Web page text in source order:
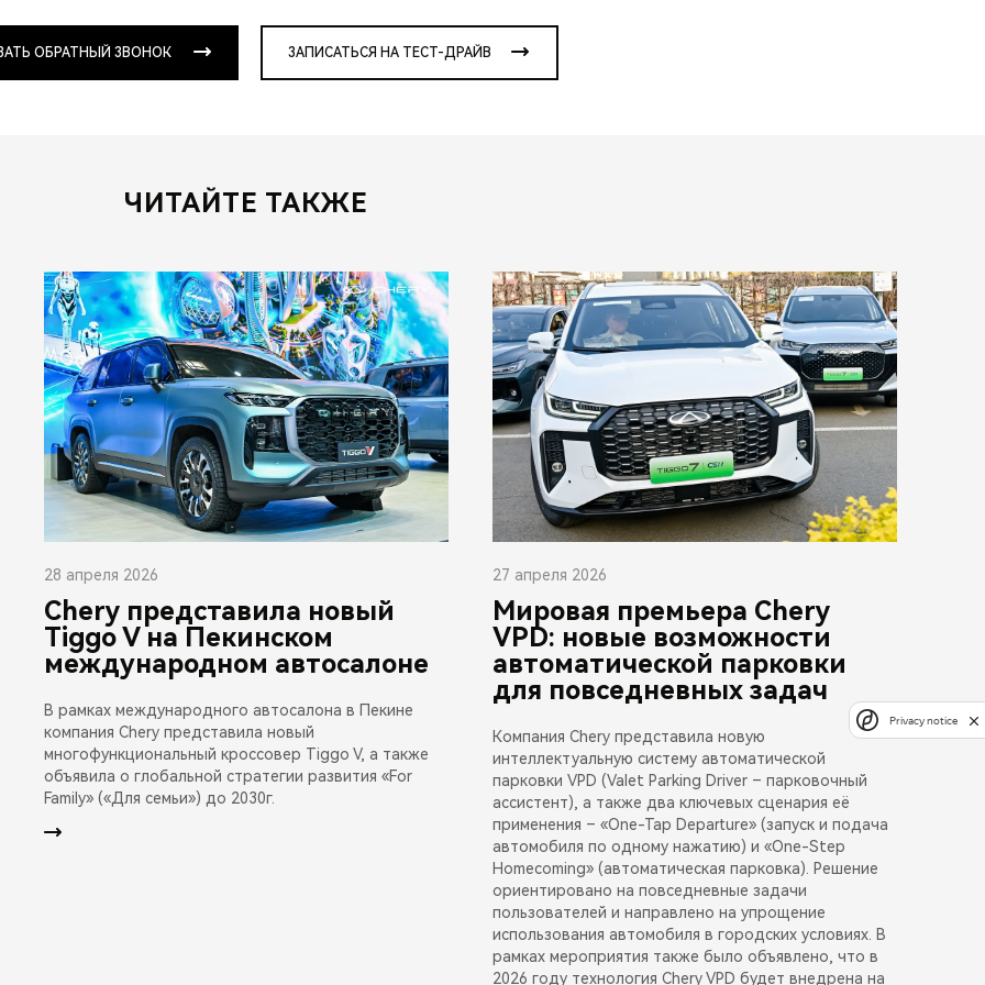
ОБРАТНЫЙ ЗВОНОК ЗАПИСАТЬСЯ НА ТЕСТ-ДРАЙВ
ЧИТАЙТЕ ТАКЖЕ
28 апреля 2026
Chery представила новый
Tiggo V на Пекинском
международном автосалоне
В рамках международного автосалона в Пекине
компания Chery представила новый
многофункциональный кроссовер Tiggo V, а также
объявила о глобальной стратегии развития «For
Family» («Для семьи») до 2030г.
27 апреля 2026
Мировая премьера Chery
VPD: новые возможности
автоматической парковки
для повседневных задач
Компания Chery представила новую
интеллектуальную систему автоматической
парковки VPD (Valet Parking Driver – парковочный
ассистент), а также два ключевых сценария её
применения – «One-Tap Departure» (запуск и подача
автомобиля по одному нажатию) и «One-Step
Homecoming» (автоматическая парковка). Решение
ориентировано на повседневные задачи
пользователей и направлено на упрощение
использования автомобиля в городских условиях. В
рамках мероприятия также было объявлено, что в
2026 году технология Chery VPD будет внедрена на
Privacy notice